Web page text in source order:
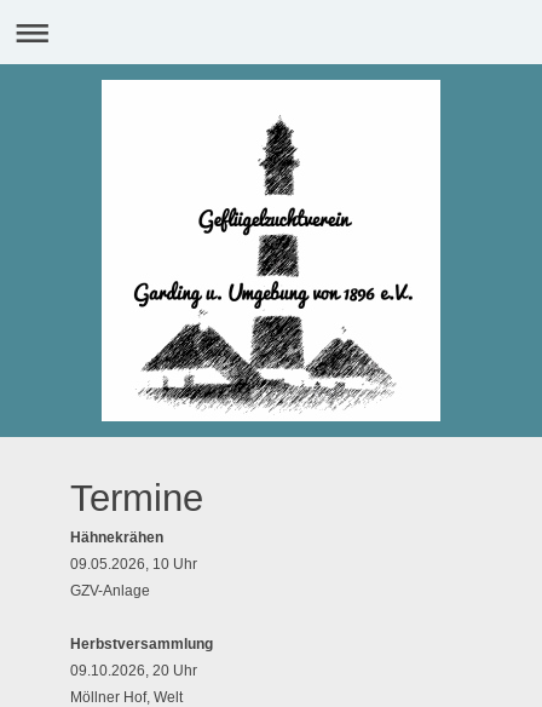
Termine
Hähnekrähen
09.05.2026, 10 Uhr
GZV-Anlage
Herbstversammlung
09.10.2026, 20 Uhr
Möllner Hof, Welt